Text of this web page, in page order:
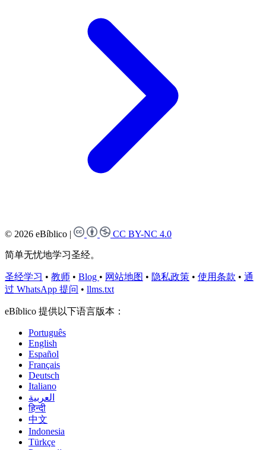
© 2026 eBíblico | CC BY-NC 4.0
简单无忧地学习圣经。
圣经学习 • 教师 • Blog • 网站地图 • 隐私政策 • 使用条款 • 通
过 WhatsApp 提问 • llms.txt
eBíblico 提供以下语言版本：
Português
English
Español
Français
Deutsch
Italiano
العربية
हिन्दी
中文
Indonesia
Türkçe